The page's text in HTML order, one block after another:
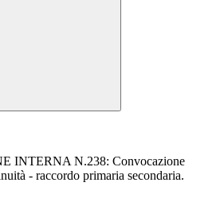
INTERNA N.238: Convocazione
- raccordo primaria secondaria.